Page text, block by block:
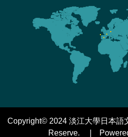
Copyright© 2024 淡江大學日本語
Reserve. |